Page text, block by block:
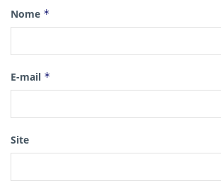
Nome *
E-mail *
Site